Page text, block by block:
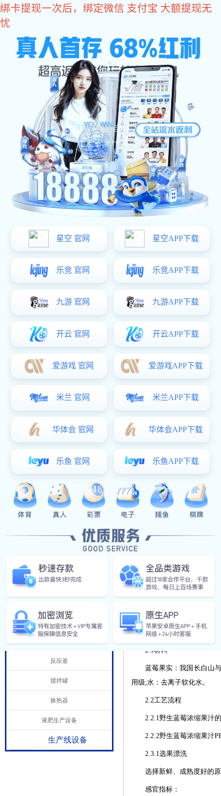
东升国际
欢迎访问东升国际设备(北京)有限公司官方网站
东升国际:
东升国际:
网站东升国际
东升国际:
关于东升国际
东升国际:
东升国际 中心
东升国
东升国际
东升国际 中心
提取设备
浓缩设备
储罐设备
过滤干燥设备
阀门管件
食（乳）品工程
发酵罐
CIP清洗
乳化机
反应釜
搅拌罐
换热器
液肥生产设备
生产线设备
生产线设备
大概在13，000年前在地球
蓝莓为多年生落叶或常绿果
适度，且具有香爽宜人的香
选择一个水果的正式名称“蓝
果汁生产线。
二、东升国际 的加工工
2.1材料
蓝莓果实：我国长白山与
用级;水：去离子软化水。
2.2工艺流程
2.2.1野生蓝莓浓缩果汁的
2.2.2野生蓝莓浓缩果汁
2.3.1选果漂洗
选择新鲜、成熟度好的原
感官指标：